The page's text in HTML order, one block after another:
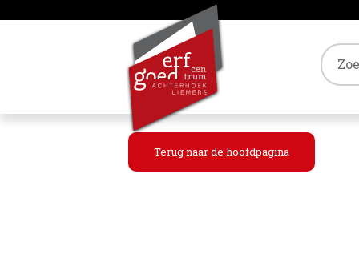
Terug naar de hoofdpagina